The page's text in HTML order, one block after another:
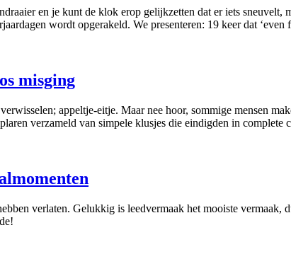
en je kunt de klok erop gelijkzetten dat er iets sneuvelt,
wordt opgerakeld. We presenteren: 19 keer dat ‘even
misging
appeltje-eitje. Maar nee hoor, sommige mensen
verzameld van simpele klusjes die eindigden in complete
verlaten. Gelukkig is leedvermaak het mooiste vermaak,